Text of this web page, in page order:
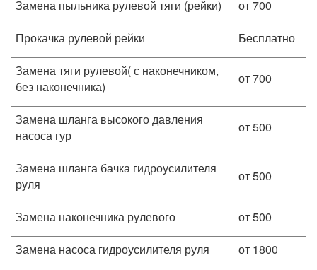
Замена пыльника рулевой тяги (рейки)
от 700
Прокачка рулевой рейки
Бесплатно
Замена тяги рулевой( с наконечником,
без наконечника)
от 700
Замена шланга высокого давления
насоса гур
от 500
Замена шланга бачка гидроусилителя
руля
от 500
Замена наконечника рулевого
от 500
Замена насоса гидроусилителя руля
от 1800